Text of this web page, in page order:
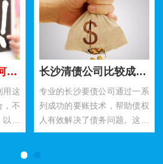
长沙收债公司是如何利用民间讨债方法要账的？
用这
，不
以适
。通
长沙清债公司比较成功要账技术有哪些？
专业的长沙要债公司通过一系
列成功的要账技术，帮助债权
人有效解决了债务问题。这些
公司不仅善于进行详尽的信用